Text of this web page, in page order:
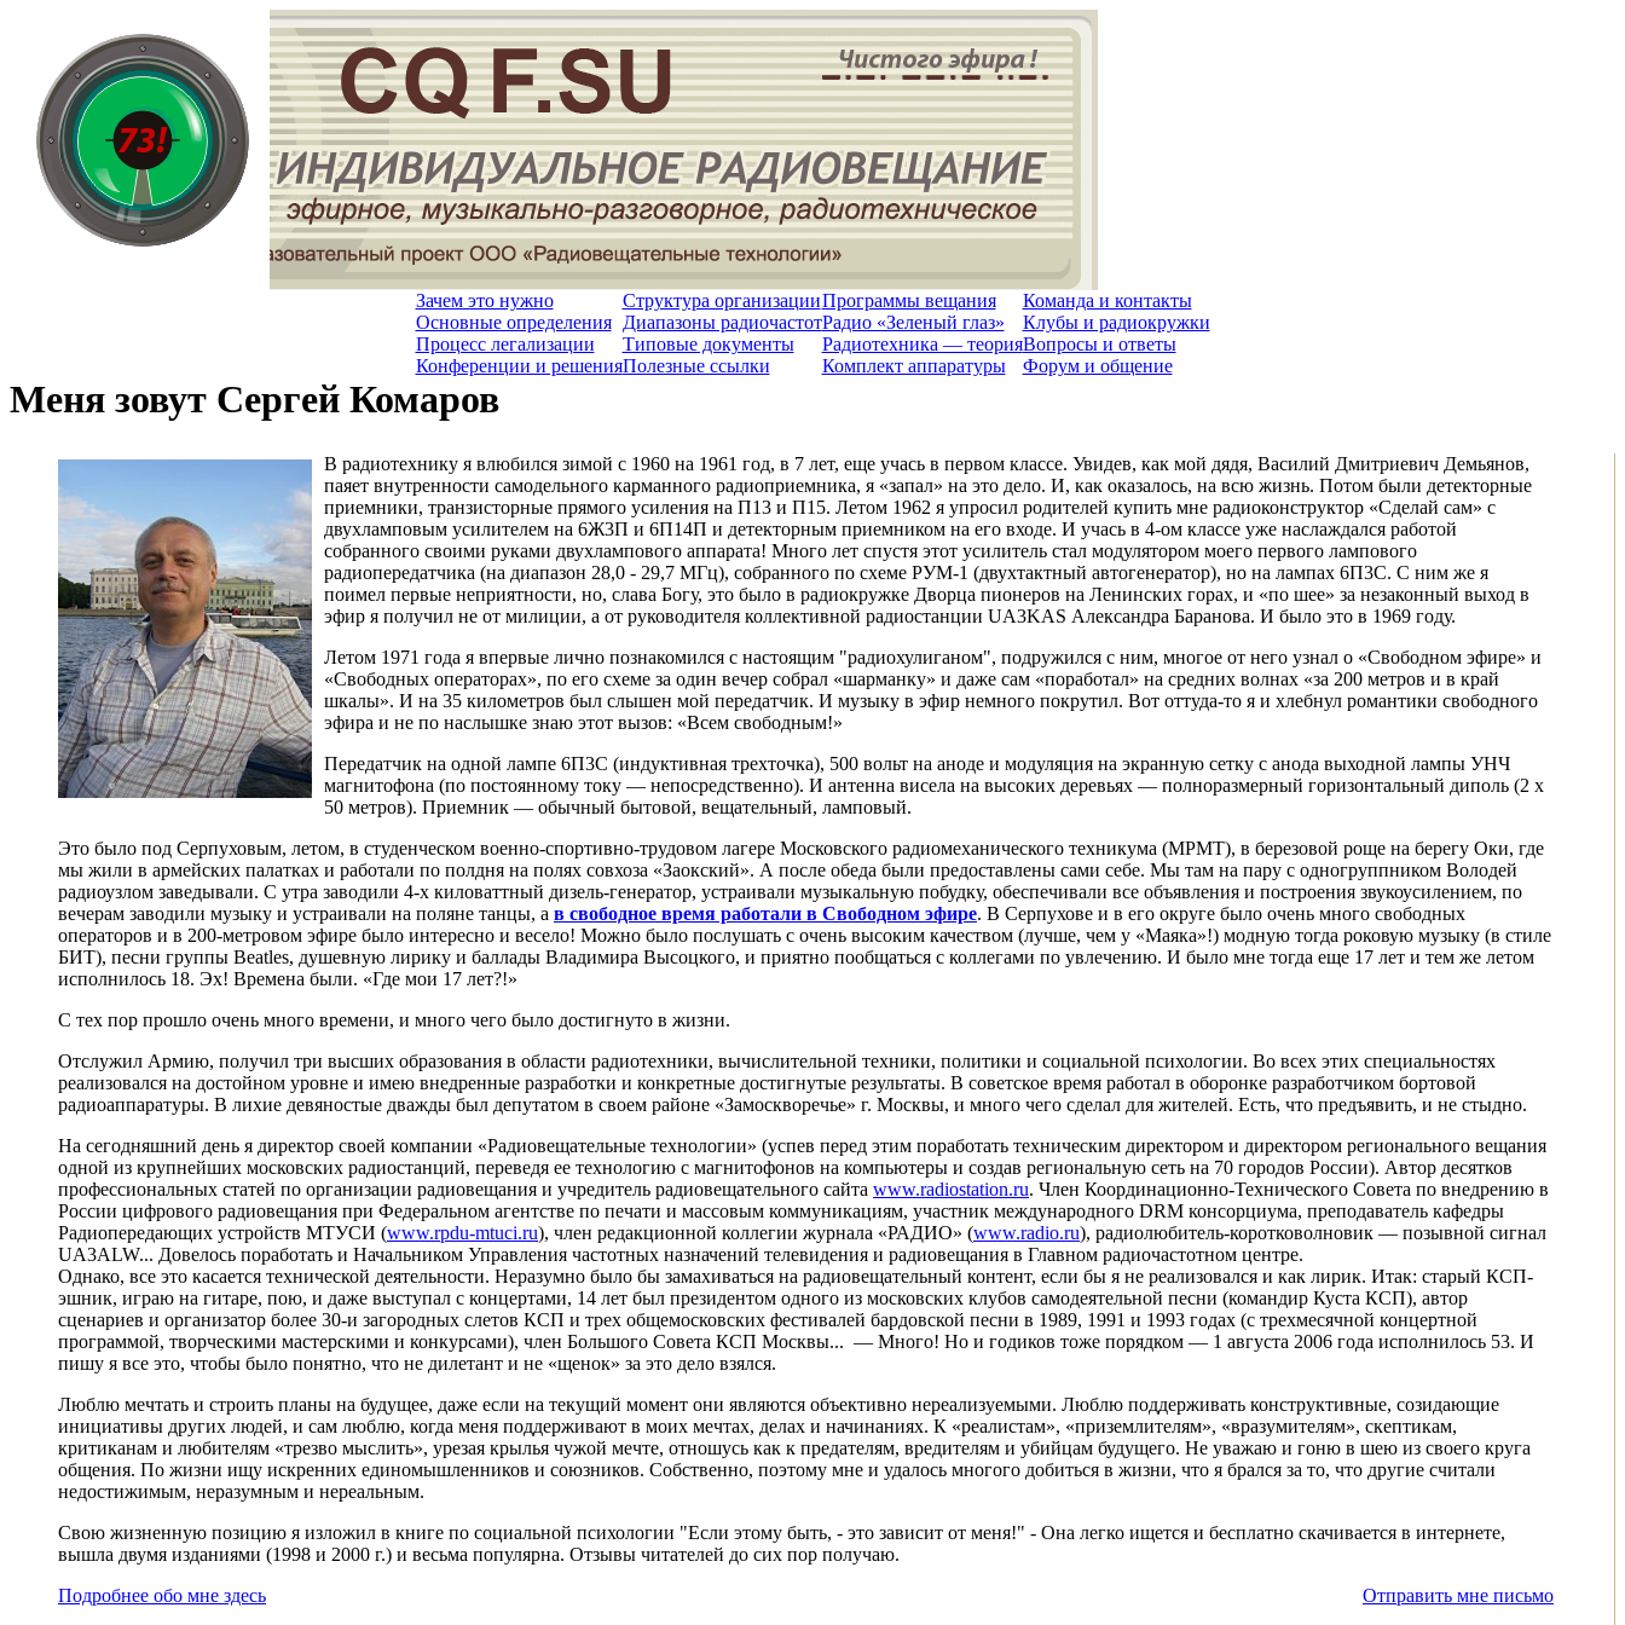
Зачем это нужно Структура организацииПрограммы вещания
Команда и контакты
Основные определения
Диапазоны радиочастотРадио «Зеленый глаз»
Клубы и радиокружки
Процесс легализации
Типовые документы Радиотехника — теорияВопросы и ответы
Конференции и решенияПолезные ссылки Комплект аппаратуры Форум и общение
Меня зовут Сергей Комаров
В радиотехнику я влюбился зимой с 1960 на 1961 год, в 7 лет, еще учась в первом классе. Увидев, как мой дядя, Василий Дмитриевич Демьянов,
паяет внутренности самодельного карманного радиоприемника, я «запал» на это дело. И, как оказалось, на всю жизнь. Потом были детекторные
приемники, транзисторные прямого усиления на П13 и П15. Летом 1962 я упросил родителей купить мне радиоконструктор «Сделай сам» с
двухламповым усилителем на 6Ж3П и 6П14П и детекторным приемником на его входе. И учась в 4-ом классе уже наслаждался работой
собранного своими руками двухлампового аппарата! Много лет спустя этот усилитель стал модулятором моего первого лампового
радиопередатчика (на диапазон 28,0 - 29,7 МГц), собранного по схеме РУМ-1 (двухтактный автогенератор), но на лампах 6П3С. С ним же я
поимел первые неприятности, но, слава Богу, это было в радиокружке Дворца пионеров на Ленинских горах, и «по шее» за незаконный выход в
эфир я получил не от милиции, а от руководителя коллективной радиостанции UA3KAS Александра Баранова. И было это в 1969 году.
Летом 1971 года я впервые лично познакомился с настоящим "радиохулиганом", подружился с ним, многое от него узнал о «Свободном эфире» и
«Свободных операторах», по его схеме за один вечер собрал «шарманку» и даже сам «поработал» на средних волнах «за 200 метров и в край
шкалы». И на 35 километров был слышен мой передатчик. И музыку в эфир немного покрутил. Вот оттуда-то я и хлебнул романтики свободного
эфира и не по наслышке знаю этот вызов: «Всем свободным!»
Передатчик на одной лампе 6П3С (индуктивная трехточка), 500 вольт на аноде и модуляция на экранную сетку с анода выходной лампы УНЧ
магнитофона (по постоянному току — непосредственно). И антенна висела на высоких деревьях — полноразмерный горизонтальный диполь (2 х
50 метров). Приемник — обычный бытовой, вещательный, ламповый.
Это было под Серпуховым, летом, в студенческом военно-спортивно-трудовом лагере Московского радиомеханического техникума (МРМТ), в березовой роще на берегу Оки, где
мы жили в армейских палатках и работали по полдня на полях совхоза «Заокский». А после обеда были предоставлены сами себе. Мы там на пару с одногруппником Володей
радиоузлом заведывали. С утра заводили 4-х киловаттный дизель-генератор, устраивали музыкальную побудку, обеспечивали все объявления и построения звукоусилением, по
вечерам заводили музыку и устраивали на поляне танцы, а в свободное время работали в Свободном эфире. В Серпухове и в его округе было очень много свободных
операторов и в 200-метровом эфире было интересно и весело! Можно было послушать с очень высоким качеством (лучше, чем у «Маяка»!) модную тогда роковую музыку (в стиле
БИТ), песни группы Beatles, душевную лирику и баллады Владимира Высоцкого, и приятно пообщаться с коллегами по увлечению. И было мне тогда еще 17 лет и тем же летом
исполнилось 18. Эх! Времена были. «Где мои 17 лет?!»
С тех пор прошло очень много времени, и много чего было достигнуто в жизни.
Отслужил Армию, получил три высших образования в области радиотехники, вычислительной техники, политики и социальной психологии. Во всех этих специальностях
реализовался на достойном уровне и имею внедренные разработки и конкретные достигнутые результаты. В советское время работал в оборонке разработчиком бортовой
радиоаппаратуры. В лихие девяностые дважды был депутатом в своем районе «Замоскворечье» г. Москвы, и много чего сделал для жителей. Есть, что предъявить, и не стыдно.
На сегодняшний день я директор своей компании «Радиовещательные технологии» (успев перед этим поработать техническим директором и директором регионального вещания
одной из крупнейших московских радиостанций, переведя ее технологию с магнитофонов на компьютеры и создав региональную сеть на 70 городов России). Автор десятков
профессиональных статей по организации радиовещания и учредитель радиовещательного сайта www.radiostation.ru. Член Координационно-Технического Совета по внедрению в
России цифрового радиовещания при Федеральном агентстве по печати и массовым коммуникациям, участник международного DRM консорциума, преподаватель кафедры
Радиопередающих устройств МТУСИ (www.rpdu-mtuci.ru), член редакционной коллегии журнала «РАДИО» (www.radio.ru), радиолюбитель-коротковолновик — позывной сигнал
UA3ALW... Довелось поработать и Начальником Управления частотных назначений телевидения и радиовещания в Главном радиочастотном центре.
Однако, все это касается технической деятельности. Неразумно было бы замахиваться на радиовещательный контент, если бы я не реализовался и как лирик. Итак: старый КСП-
эшник, играю на гитаре, пою, и даже выступал с концертами, 14 лет был президентом одного из московских клубов самодеятельной песни (командир Куста КСП), автор
сценариев и организатор более 30-и загородных слетов КСП и трех общемосковских фестивалей бардовской песни в 1989, 1991 и 1993 годах (с трехмесячной концертной
программой, творческими мастерскими и конкурсами), член Большого Совета КСП Москвы... — Много! Но и годиков тоже порядком — 1 августа 2006 года исполнилось 53. И
пишу я все это, чтобы было понятно, что не дилетант и не «щенок» за это дело взялся.
Люблю мечтать и строить планы на будущее, даже если на текущий момент они являются объективно нереализуемыми. Люблю поддерживать конструктивные, созидающие
инициативы других людей, и сам люблю, когда меня поддерживают в моих мечтах, делах и начинаниях. К «реалистам», «приземлителям», «вразумителям», скептикам,
критиканам и любителям «трезво мыслить», урезая крылья чужой мечте, отношусь как к предателям, вредителям и убийцам будущего. Не уважаю и гоню в шею из своего круга
общения. По жизни ищу искренних единомышленников и союзников. Собственно, поэтому мне и удалось многого добиться в жизни, что я брался за то, что другие считали
недостижимым, неразумным и нереальным.
Свою жизненную позицию я изложил в книге по социальной психологии "Если этому быть, - это зависит от меня!" - Она легко ищется и бесплатно скачивается в интернете,
вышла двумя изданиями (1998 и 2000 г.) и весьма популярна. Отзывы читателей до сих пор получаю.
Подробнее обо мне здесь
Отправить мне письмо